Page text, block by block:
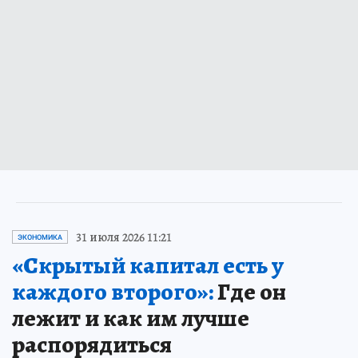
ЭКОНОМИКА 31 июля 2026 11:21
«Скрытый капитал есть у
каждого второго»:Где он
лежит и как им лучше
распорядиться